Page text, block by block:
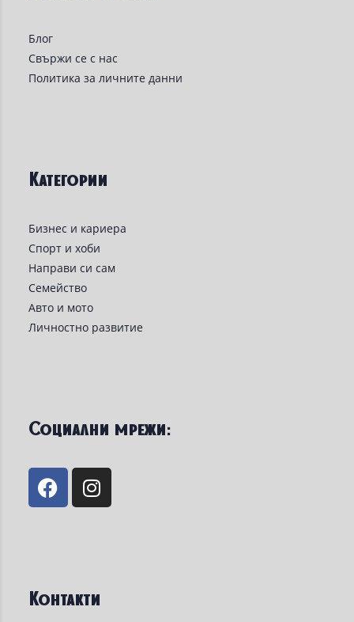
Блог
Свържи се с нас
Политика за личните данни
Категории
Бизнес и кариера
Спорт и хоби
Направи си сам
Семейство
Авто и мото
Личностно развитие
Социални мрежи:
Контакти